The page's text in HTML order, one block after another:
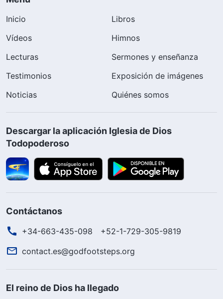
Inicio
Libros
Vídeos
Himnos
Lecturas
Sermones y enseñanza
Testimonios
Exposición de imágenes
Noticias
Quiénes somos
Descargar la aplicación Iglesia de Dios
Todopoderoso
Contáctanos
+34-663-435-098
+52-1-729-305-9819
contact.es@godfootsteps.org
El reino de Dios ha llegado